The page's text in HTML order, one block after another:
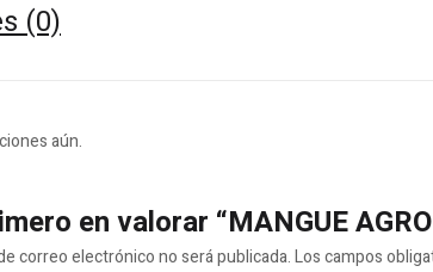
(0)
aún.
en valorar “MANGUE
correo electrónico no será publicada.Los campos